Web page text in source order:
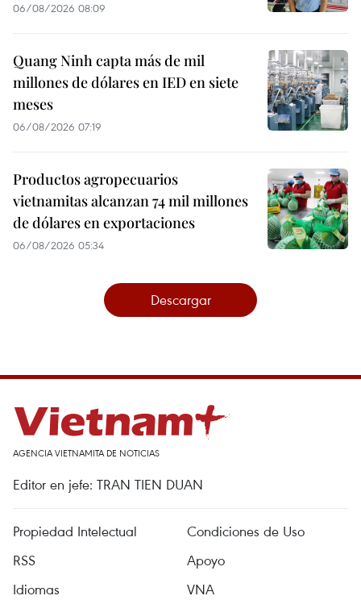
06/08/2026 08:09
Quang Ninh capta más de mil
millones de dólares en IED en siete
meses
06/08/2026 07:19
Productos agropecuarios
vietnamitas alcanzan 74 mil millones
de dólares en exportaciones
06/08/2026 05:34
Descargar
AGENCIA VIETNAMITA DE NOTICIAS
Editor en jefe: TRAN TIEN DUAN
Propiedad Intelectual
Condiciones de Uso
RSS
Apoyo
Idiomas
VNA